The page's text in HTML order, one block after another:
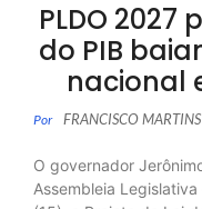
PLDO
do PIB
nacional
Por FRANCISCO
O governador
Assembleia